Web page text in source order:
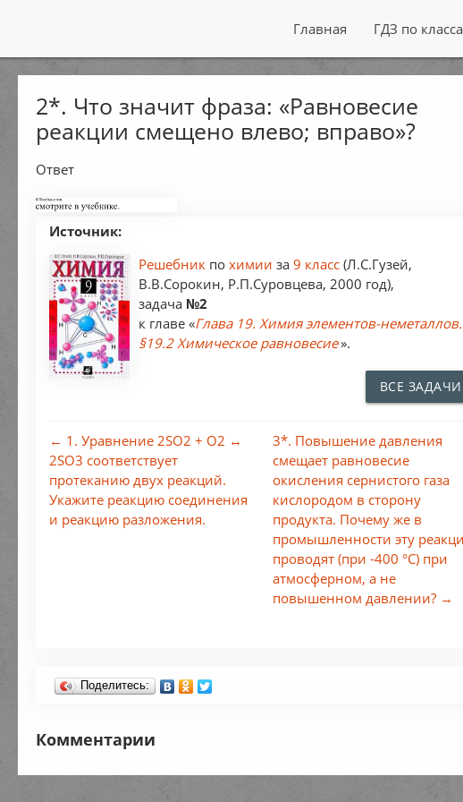
Главная ГДЗ по
2*. Что значит фраза: «Равновесие
реакции смещено влево; вправо»?
Ответ
Источник:
Решебник похимииза9 класс (Л.С.Гузей,
В.В.Сорокин, Р.П.Суровцева, 2000 год),
задача №2
к главе «Глава 19. Химия элементов-неметаллов.
§19.2 Химическое равновесие».
ВСЕ ЗАДАЧИ
← 1. Уравнение 2SO2 + O2 ↔
2SO3 соответствует
протеканию двух реакций.
Укажите реакцию соединения
и реакцию разложения.
3*. Повышение давления
смещает равновесие
окисления сернистого газа
кислородом в сторону
продукта. Почему же в
промышленности эту
проводят (при -400 °С) при
атмосферном, а не
повышенном давлении? →
Поделитесь:
Комментарии